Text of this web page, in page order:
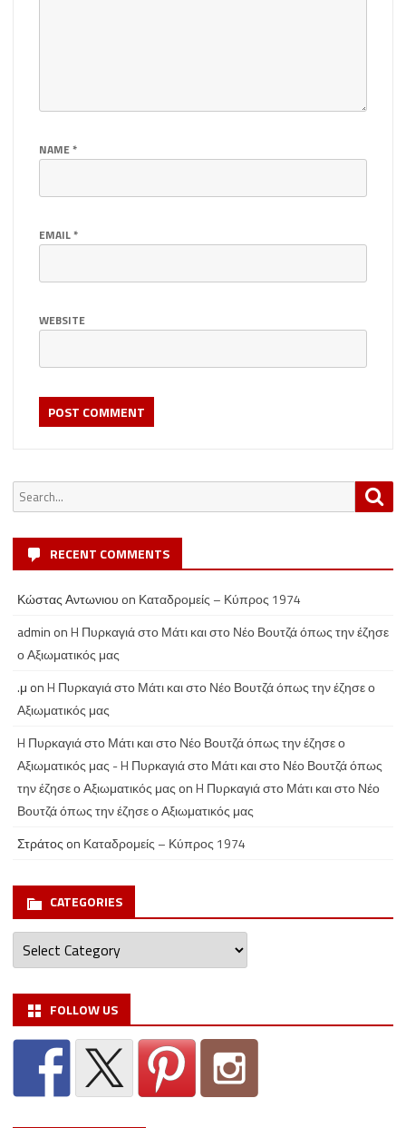
NAME*
EMAIL*
WEBSITE
Search
for:
RECENT COMMENTS
Κώστας Αντωνιου on Καταδρομείς – Κύπρος 1974
admin onH Πυρκαγιά στο Μάτι και στο Νέο Βουτζά όπως την έζησε
ο Αξιωματικός μας
.μ onH Πυρκαγιά στο Μάτι και στο Νέο Βουτζά όπως την έζησε ο
Αξιωματικός μας
H Πυρκαγιά στο Μάτι και στο Νέο Βουτζά όπως την έζησε ο
Αξιωματικός μας - H Πυρκαγιά στο Μάτι και στο Νέο Βουτζά όπως
την έζησε ο Αξιωματικός μαςonH Πυρκαγιά στο Μάτι και στο Νέο
Βουτζά όπως την έζησε ο Αξιωματικός μας
Στράτοςon Καταδρομείς – Κύπρος 1974
CATEGORIES
Categories
FOLLOW US